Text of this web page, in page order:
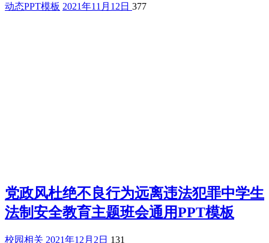
动态PPT模板 2021年11月12日 377
党政风杜绝不良行为远离违法犯罪中学生
法制安全教育主题班会通用PPT模板
校园相关 2021年12月2日 131